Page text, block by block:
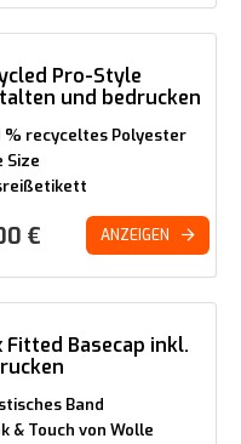
Pro-Style
und bedrucken
% recyceltes Polyester
Size
€ ANZEIGEN
Fitted Basecap inkl.
Band
& Touch von Wolle